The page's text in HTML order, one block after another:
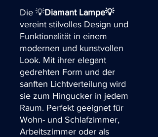
Die 💡Diamant Lampe💡
vereint stilvolles Design und
Funktionalität in einem
modernen und kunstvollen
Look. Mit ihrer elegant
gedrehten Form und der
sanften Lichtverteilung wird
sie zum Hingucker in jedem
Raum. Perfekt geeignet für
Wohn- und Schlafzimmer,
Arbeitszimmer oder als